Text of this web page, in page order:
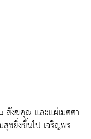
สังฆคุณ และแผ่เมตตา
ขยิ่งขึ้นไป เจริญพร…